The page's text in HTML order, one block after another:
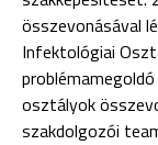
összevonásával
Infektológiai
osztályok
szakdolgozói